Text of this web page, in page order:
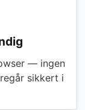
— ingen
sikkert i